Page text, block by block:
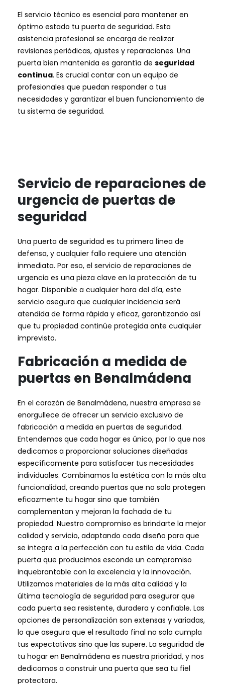
El servicio técnico es esencial para mantener en
óptimo estado tu puerta de seguridad. Esta
asistencia profesional se encarga de realizar
revisiones periódicas, ajustes y reparaciones. Una
puerta bien mantenida es garantía de seguridad
continua. Es crucial contar con un equipo de
profesionales que puedan responder a tus
necesidades y garantizar el buen funcionamiento de
tu sistema de seguridad.
Servicio de reparaciones de
urgencia de puertas de
seguridad
Una puerta de seguridad es tu primera línea de
defensa, y cualquier fallo requiere una atención
inmediata. Por eso, el servicio de reparaciones de
urgencia es una pieza clave en la protección de tu
hogar. Disponible a cualquier hora del día, este
servicio asegura que cualquier incidencia será
atendida de forma rápida y eficaz, garantizando así
que tu propiedad continúe protegida ante cualquier
imprevisto.
Fabricación a medida de
puertas en Benalmádena
En el corazón de Benalmádena, nuestra empresa se
enorgullece de ofrecer un servicio exclusivo de
fabricación a medida en puertas de seguridad.
Entendemos que cada hogar es único, por lo que nos
dedicamos a proporcionar soluciones diseñadas
específicamente para satisfacer tus necesidades
individuales. Combinamos la estética con la más alta
funcionalidad, creando puertas que no solo protegen
eficazmente tu hogar sino que también
complementan y mejoran la fachada de tu
propiedad. Nuestro compromiso es brindarte la mejor
calidad y servicio, adaptando cada diseño para que
se integre a la perfección con tu estilo de vida. Cada
puerta que producimos esconde un compromiso
inquebrantable con la excelencia y la innovación.
Utilizamos materiales de la más alta calidad y la
última tecnología de seguridad para asegurar que
cada puerta sea resistente, duradera y confiable. Las
opciones de personalización son extensas y variadas,
lo que asegura que el resultado final no solo cumpla
tus expectativas sino que las supere. La seguridad de
tu hogar en Benalmádena es nuestra prioridad, y nos
dedicamos a construir una puerta que sea tu fiel
protectora.